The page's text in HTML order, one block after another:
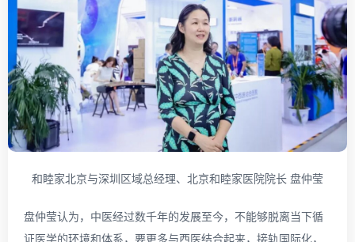
和睦家北京与深圳区域总经理、北京和睦家医院院长 盘仲莹
盘仲莹认为，中医经过数千年的发展至今，不能够脱离当下循
证医学的环境和体系，要更多与西医结合起来，接轨国际化，